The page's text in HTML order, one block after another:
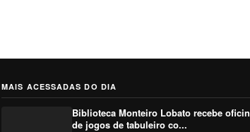
MAIS ACESSADAS DO DIA
Biblioteca Monteiro Lobato recebe
de jogos de tabuleiro co...